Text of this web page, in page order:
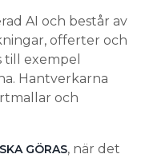
AI och består av
offerter och
till exempel
Hantverkarna
och
GÖRAS, när det